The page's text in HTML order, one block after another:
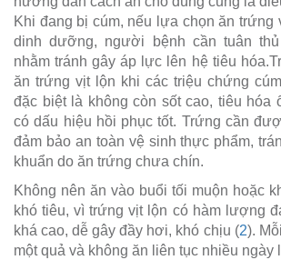
Khi đang bị cúm, nếu lựa chọn ăn trứng
dinh dưỡng, người bệnh cần tuân
nhằm tránh gây áp lực lên hệ tiêu
ăn trứng vịt lộn khi các triệu chứng
đặc biệt là không còn sốt cao, tiêu hóa
có dấu hiệu hồi phục tốt. Trứng cần
đảm bảo an toàn vệ sinh thực phẩm,
khuẩn do ăn trứng chưa chín.
Không nên ăn vào buổi tối muộn hoặc
khó tiêu, vì trứng vịt lộn có hàm lượng
khá cao, dễ gây đầy hơi, khó chịu (2).
một quả và không ăn liên tục nhiều ngày